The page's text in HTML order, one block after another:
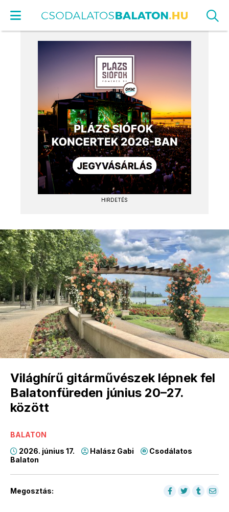
HIRDETÉS
Világhírű gitárművészek lépnek fel
Balatonfüreden június 20–27.
között
BALATON
2026. június 17.
Halász Gabi
Csodálatos
Balaton
Megosztás: